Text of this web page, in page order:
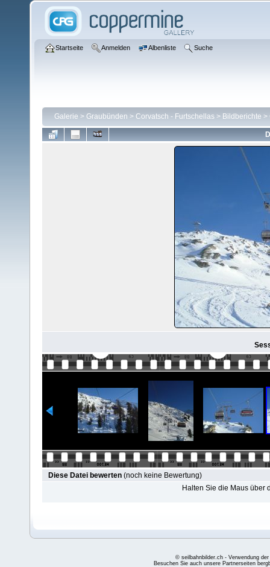
Startseite Anmelden Albenliste Suche
Galerie > Graubünden > Corvatsch - Furtschellas > Bildberichte >
Diese Datei bewerten (noch keine Bewertung)
Halten Sie die Maus über
© seilbahnbilder.ch - Verwendung
Besuchen Sie auch unsere Partnerseiten